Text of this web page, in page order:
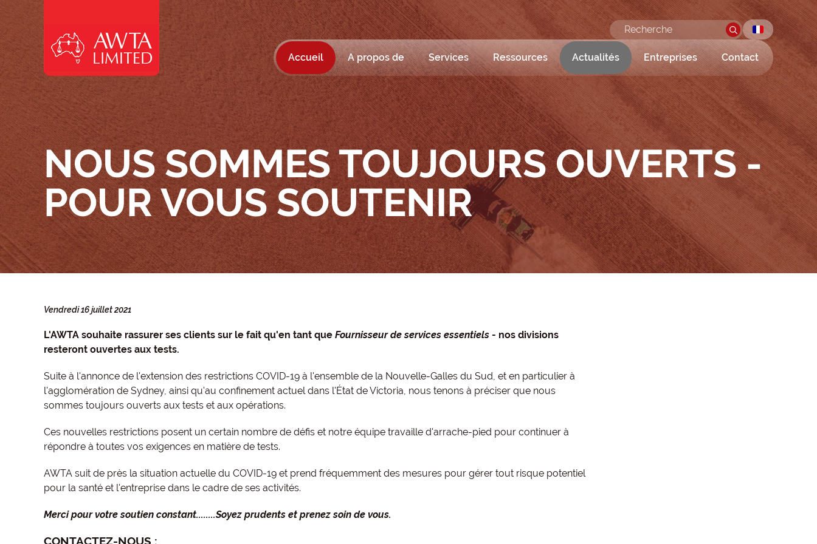
Accueil A propos de Services Ressources Actualités Entreprises Contact
NOUS SOMMES TOUJOURS OUVERTS -
POUR VOUS SOUTENIR
Vendredi 16 juillet 2021
L'AWTA souhaite rassurer ses clients sur le fait qu'en tant que Fournisseur de services essentiels - nos divisions
resteront ouvertes aux tests.
Suite à l'annonce de l'extension des restrictions COVID-19 à l'ensemble de la Nouvelle-Galles du Sud, et en particulier à
l'agglomération de Sydney, ainsi qu'au confinement actuel dans l'État de Victoria, nous tenons à préciser que nous
sommes toujours ouverts aux tests et aux opérations.
Ces nouvelles restrictions posent un certain nombre de défis et notre équipe travaille d'arrache-pied pour continuer à
répondre à toutes vos exigences en matière de tests.
AWTA suit de près la situation actuelle du COVID-19 et prend fréquemment des mesures pour gérer tout risque potentiel
pour la santé et l'entreprise dans le cadre de ses activités.
Merci pour votre soutien constant........Soyez prudents et prenez soin de vous.
CONTACTEZ-NOUS :